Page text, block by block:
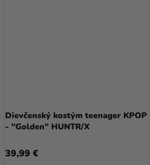
Dievčenský kostým teenager KPOP
- "Golden" HUNTR/X
39,99 €